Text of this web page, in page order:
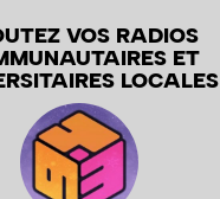
VOS RADIOS
ET
LOCALES